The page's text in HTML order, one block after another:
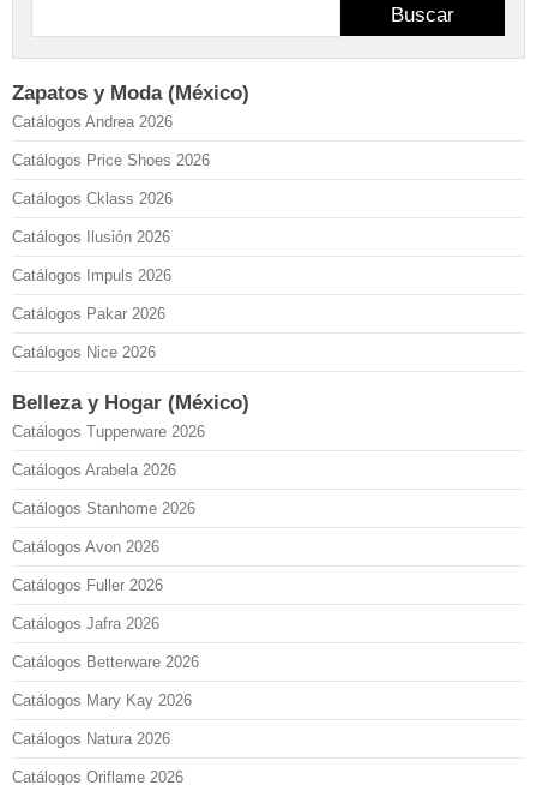
Buscar
Zapatos y Moda (México)
Catálogos Andrea 2026
Catálogos Price Shoes 2026
Catálogos Cklass 2026
Catálogos Ilusión 2026
Catálogos Impuls 2026
Catálogos Pakar 2026
Catálogos Nice 2026
Belleza y Hogar (México)
Catálogos Tupperware 2026
Catálogos Arabela 2026
Catálogos Stanhome 2026
Catálogos Avon 2026
Catálogos Fuller 2026
Catálogos Jafra 2026
Catálogos Betterware 2026
Catálogos Mary Kay 2026
Catálogos Natura 2026
Catálogos Oriflame 2026